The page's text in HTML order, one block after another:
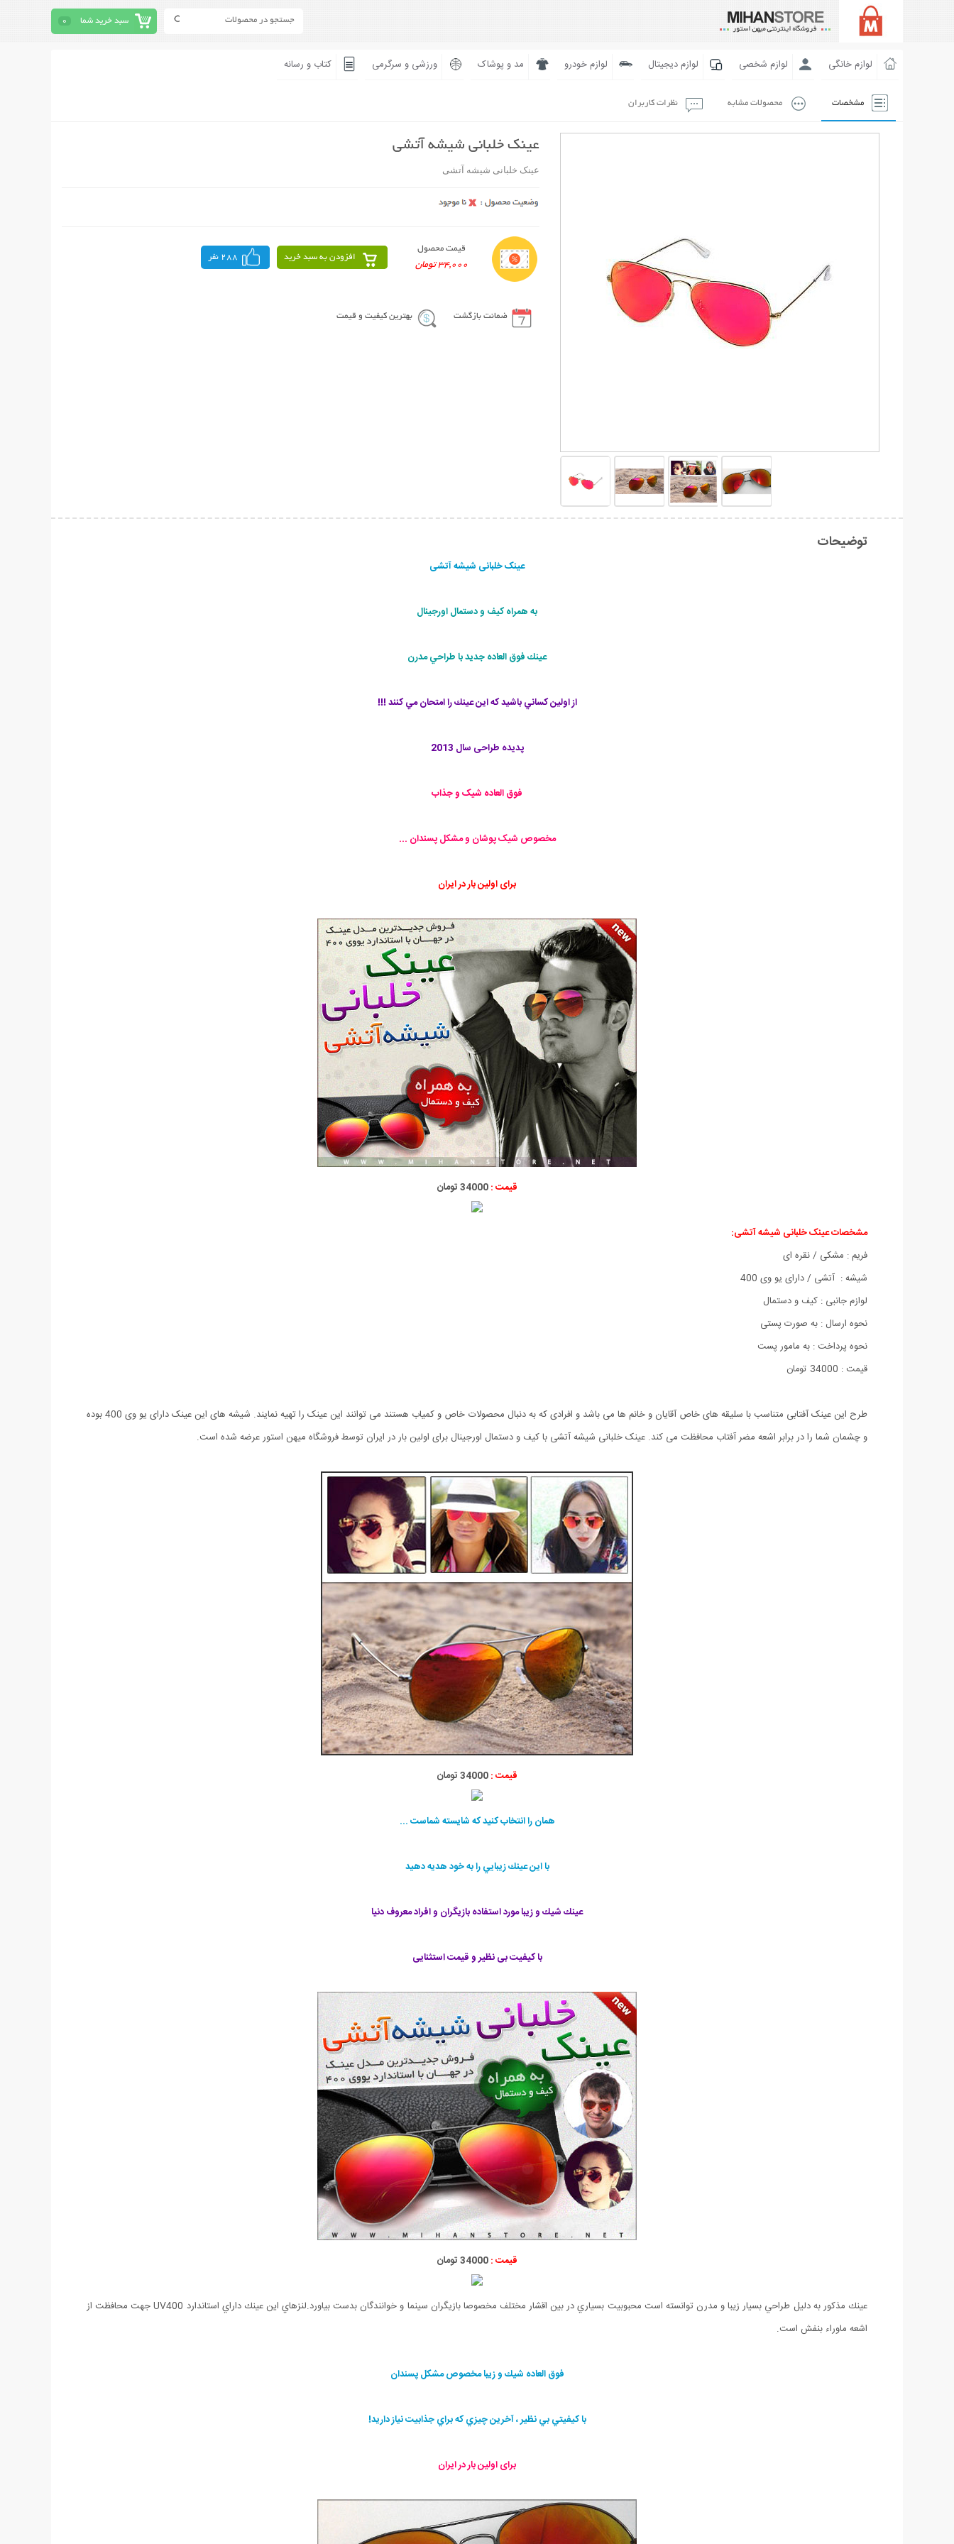
سبد خرید شما 0
لوازم خانگی لوازم شخصی لوازم دیجیتال لوازم خودرو مد و پوشاک ورزشی و سرگرمی کتاب و رسانه
مشخصات محصولات مشابه نظرات کاربران
عینک خلبانی شیشه آتشی
عینک خلبانی شیشه آتشی
قیمت محصول
34,000 تومان
افزودن به سبد خرید 288 نفر
ضمانت بازگشت بهترین کیفیت و قیمت
توضیحات
عینک خلبانی شیشه آتشی
به همراه کیف و دستمال اورجینال
عينك فوق العاده جديد با طراحي مدرن
از اولين كساني باشيد كه اين عينك را امتحان مي كنند !!!
پدیده طراحی سال 2013
فوق العاده شیک و جذاب
مخصوص شیک پوشان و مشکل پسندان ...
برای اولین بار در ایران
قیمت :34000 تومان
مشخصات عینک خلبانی شیشه آتشی:
فریم : مشکی / نقره ای
شیشه : آتشی / دارای یو وی 400
لوازم جانبی : کیف و دستمال
نحوه ارسال : به صورت پستی
نحوه پرداخت : به مامور پست
قیمت : 34000 تومان
طرح این عینک آفتابی متناسب با سلیقه های خاص آقایان و خانم ها می باشد و افرادی که به دنبال محصولات خاص و کمیاب هستند می توانند این عینک را تهیه نمایند. شیشه های این عینک دارای یو وی 400 بوده
و چشمان شما را در برابر اشعه مضر آفتاب محافظت می کند. عینک خلبانی شیشه آتشی با کیف و دستمال اورجینال برای اولین بار در ایران توسط فروشگاه میهن استور عرضه شده است.
قیمت :34000 تومان
همان را انتخاب كنيد كه شايسته شماست ...
با اين عينك زيبایي را به خود هديه دهيد
عينك شيك و زيبا مورد استفاده بازيگران و افراد معروف دنیا
با کیفیت بی نظیر و قیمت استثنایی
قیمت :34000 تومان
عينك مذكور به دليل طراحي بسيار زيبا و مدرن توانسته است محبوبيت بسياري در بين اقشار مختلف مخصوصا بازیگران سینما و خوانندگان بدست بياورد.لنزهاي اين عينك داراي استاندارد UV400 جهت محافظت از
اشعه ماوراء بنفش است.
فوق العاده شيك و زيبا مخصوص مشكل پسندان
با كيفيتي بي نظير ، آخرين چيزي كه براي جذابيت نياز داريد!
برای اولین بار در ایران